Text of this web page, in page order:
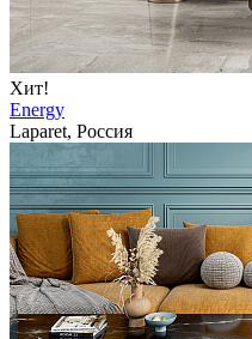
Хит!
Energy
Laparet, Россия